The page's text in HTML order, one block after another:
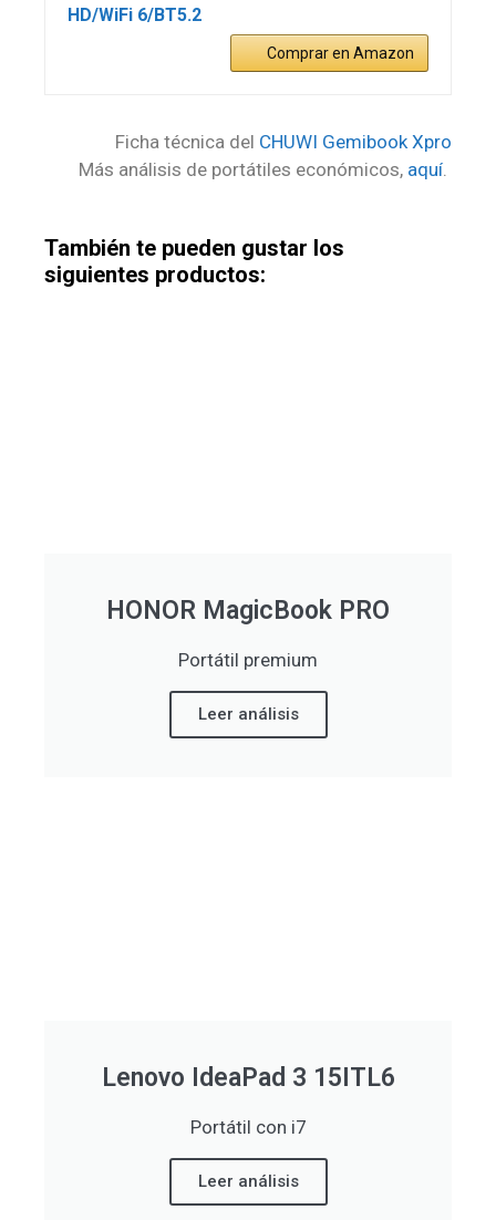
HD/WiFi 6/BT5.2
Comprar en Amazon
Ficha técnica del CHUWI Gemibook Xpro
Más análisis de portátiles económicos, aquí.
También te pueden gustar los
siguientes productos:
HONOR MagicBook PRO
Portátil premium
Leer análisis
Lenovo IdeaPad 3 15ITL6
Portátil con i7
Leer análisis